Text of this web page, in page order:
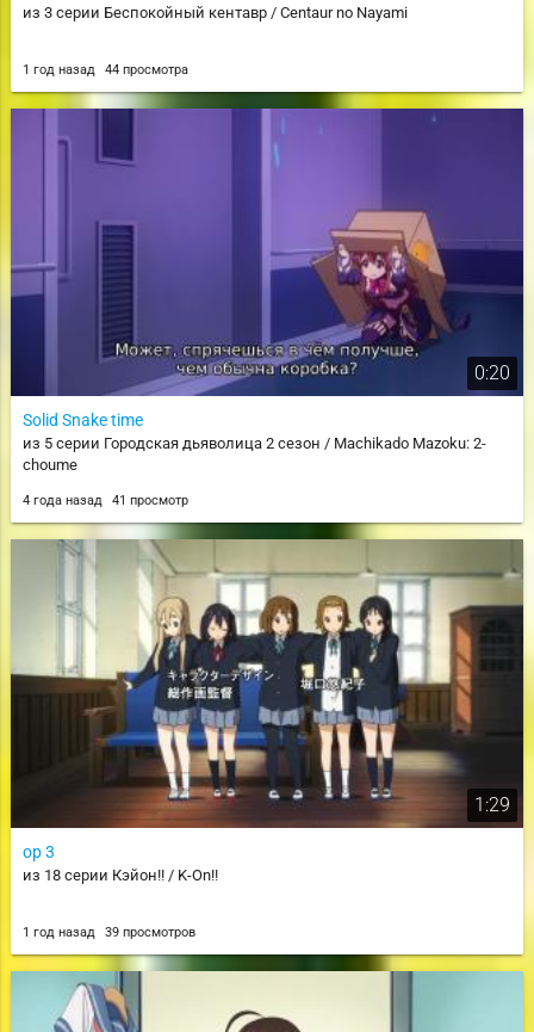
из 3 серии Беспокойный кентавр / Centaur no Nayami
1 год назад 44 просмотра
0:20
Solid Snake time
из 5 серии Городская дьяволица 2 сезон / Machikado Mazoku: 2-
choume
4 года назад 41 просмотр
1:29
op 3
из 18 серии Кэйон!! / K-On!!
1 год назад 39 просмотров